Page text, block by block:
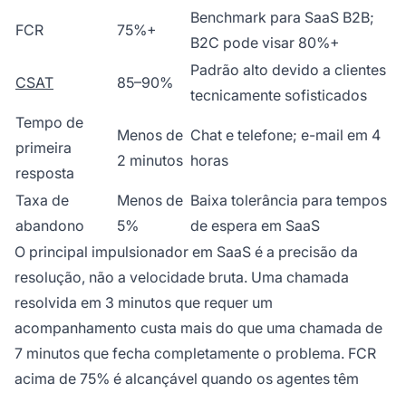
FCR 75%+
Benchmark para SaaS B2B;
B2C pode visar 80%+
CSAT 85–90%
Padrão alto devido a clientes
tecnicamente sofisticados
Tempo de
primeira
resposta
Menos de
2 minutos
Chat e telefone; e-mail em 4
horas
Taxa de
abandono
Menos de
5%
Baixa tolerância para tempos
de espera em SaaS
O principal impulsionador em SaaS é a precisão da
resolução, não a velocidade bruta. Uma chamada
resolvida em 3 minutos que requer um
acompanhamento custa mais do que uma chamada de
7 minutos que fecha completamente o problema. FCR
acima de 75% é alcançável quando os agentes têm